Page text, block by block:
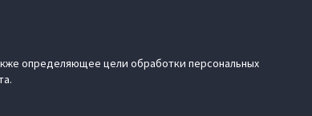
определяющее цели обработки персональных